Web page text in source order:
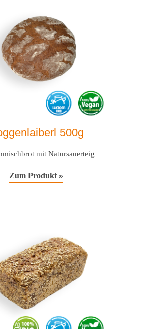
500g
mit Natursauerteig
Zum Produkt »